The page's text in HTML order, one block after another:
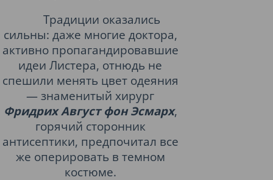
Традиции оказались
сильны: даже многие доктора,
активно пропагандировавшие
идеи Листера, отнюдь не
спешили менять цвет одеяния
— знаменитый хирург
Фридрих Август фон Эсмарх,
горячий сторонник
антисептики, предпочитал все
же оперировать в темном
костюме.